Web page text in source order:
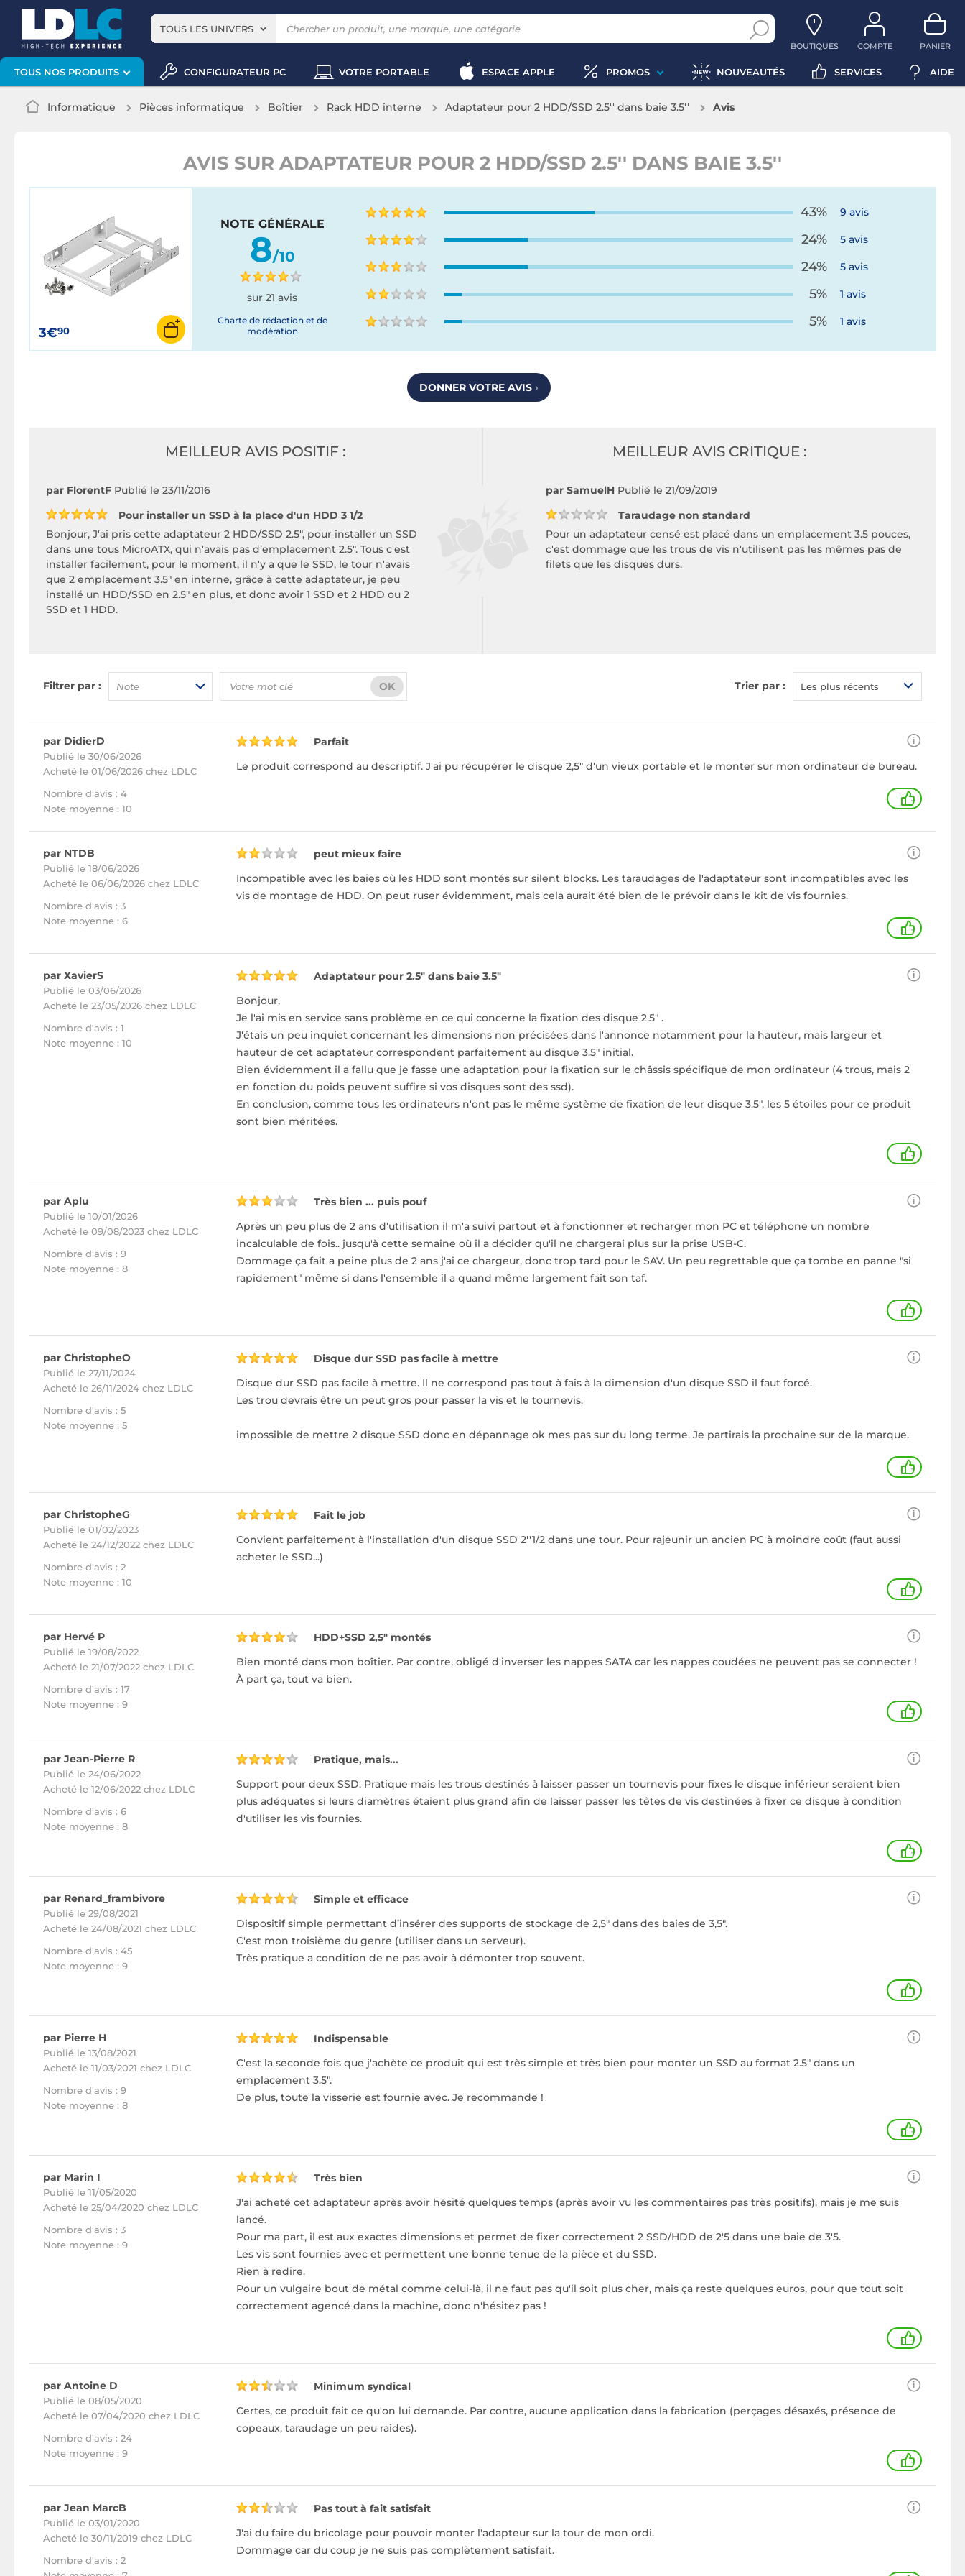
TOUS LES UNIVERS
BOUTIQUES COMPTE PANIER
TOUS NOS PRODUITS CONFIGURATEUR PC VOTRE PORTABLE ESPACE APPLE PROMOS NOUVEAUTÉS SERVICES AIDE
Informatique Pièces informatique Boîtier Rack HDD interne Adaptateur pour 2 HDD/SSD 2.5'' dans baie 3.5'' Avis
AVIS SUR ADAPTATEUR POUR 2 HDD/SSD 2.5'' DANS BAIE 3.5''
3€90
NOTE GÉNÉRALE
8/10
sur 21 avis
Charte de rédaction et de
modération
43% 9 avis
24% 5 avis
24% 5 avis
5% 1 avis
5% 1 avis
DONNER VOTRE AVIS ›
MEILLEUR AVIS POSITIF :
par FlorentF Publié le 23/11/2016
Pour installer un SSD à la place d'un HDD 3 1/2
Bonjour, J'ai pris cette adaptateur 2 HDD/SSD 2.5", pour installer un SSD
dans une tous MicroATX, qui n'avais pas d’emplacement 2.5". Tous c'est
installer facilement, pour le moment, il n'y a que le SSD, le tour n'avais
que 2 emplacement 3.5" en interne, grâce à cette adaptateur, je peu
installé un HDD/SSD en 2.5" en plus, et donc avoir 1 SSD et 2 HDD ou 2
SSD et 1 HDD.
MEILLEUR AVIS CRITIQUE :
par SamuelH Publié le 21/09/2019
Taraudage non standard
Pour un adaptateur censé est placé dans un emplacement 3.5 pouces,
c'est dommage que les trous de vis n'utilisent pas les mêmes pas de
filets que les disques durs.
Filtrer par : Note OK Trier par : Les plus récents
par DidierD
Publié le 30/06/2026
Acheté le 01/06/2026 chez LDLC
Nombre d'avis : 4
Note moyenne : 10
Parfait
Le produit correspond au descriptif. J'ai pu récupérer le disque 2,5" d'un vieux portable et le monter sur mon ordinateur de bureau.
+
par NTDB
Publié le 18/06/2026
Acheté le 06/06/2026 chez LDLC
Nombre d'avis : 3
Note moyenne : 6
peut mieux faire
Incompatible avec les baies où les HDD sont montés sur silent blocks. Les taraudages de l'adaptateur sont incompatibles avec les
vis de montage de HDD. On peut ruser évidemment, mais cela aurait été bien de le prévoir dans le kit de vis fournies.
+
par XavierS
Publié le 03/06/2026
Acheté le 23/05/2026 chez LDLC
Nombre d'avis : 1
Note moyenne : 10
Adaptateur pour 2.5" dans baie 3.5"
Bonjour,
Je l'ai mis en service sans problème en ce qui concerne la fixation des disque 2.5" .
J'étais un peu inquiet concernant les dimensions non précisées dans l'annonce notamment pour la hauteur, mais largeur et
hauteur de cet adaptateur correspondent parfaitement au disque 3.5" initial.
Bien évidemment il a fallu que je fasse une adaptation pour la fixation sur le châssis spécifique de mon ordinateur (4 trous, mais 2
en fonction du poids peuvent suffire si vos disques sont des ssd).
En conclusion, comme tous les ordinateurs n'ont pas le même système de fixation de leur disque 3.5", les 5 étoiles pour ce produit
sont bien méritées.
+
par Aplu
Publié le 10/01/2026
Acheté le 09/08/2023 chez LDLC
Nombre d'avis : 9
Note moyenne : 8
Très bien ... puis pouf
Après un peu plus de 2 ans d'utilisation il m'a suivi partout et à fonctionner et recharger mon PC et téléphone un nombre
incalculable de fois.. jusqu'à cette semaine où il a décider qu'il ne chargerai plus sur la prise USB-C.
Dommage ça fait a peine plus de 2 ans j'ai ce chargeur, donc trop tard pour le SAV. Un peu regrettable que ça tombe en panne "si
rapidement" même si dans l'ensemble il a quand même largement fait son taf.
+
par ChristopheO
Publié le 27/11/2024
Acheté le 26/11/2024 chez LDLC
Nombre d'avis : 5
Note moyenne : 5
Disque dur SSD pas facile à mettre
Disque dur SSD pas facile à mettre. Il ne correspond pas tout à fais à la dimension d'un disque SSD il faut forcé.
Les trou devrais être un peut gros pour passer la vis et le tournevis.
impossible de mettre 2 disque SSD donc en dépannage ok mes pas sur du long terme. Je partirais la prochaine sur de la marque.
+
par ChristopheG
Publié le 01/02/2023
Acheté le 24/12/2022 chez LDLC
Nombre d'avis : 2
Note moyenne : 10
Fait le job
Convient parfaitement à l'installation d'un disque SSD 2''1/2 dans une tour. Pour rajeunir un ancien PC à moindre coût (faut aussi
acheter le SSD...)
+
par Hervé P
Publié le 19/08/2022
Acheté le 21/07/2022 chez LDLC
Nombre d'avis : 17
Note moyenne : 9
HDD+SSD 2,5" montés
Bien monté dans mon boîtier. Par contre, obligé d'inverser les nappes SATA car les nappes coudées ne peuvent pas se connecter !
À part ça, tout va bien.
+
par Jean-Pierre R
Publié le 24/06/2022
Acheté le 12/06/2022 chez LDLC
Nombre d'avis : 6
Note moyenne : 8
Pratique, mais...
Support pour deux SSD. Pratique mais les trous destinés à laisser passer un tournevis pour fixes le disque inférieur seraient bien
plus adéquates si leurs diamètres étaient plus grand afin de laisser passer les têtes de vis destinées à fixer ce disque à condition
d'utiliser les vis fournies.
+
par Renard_frambivore
Publié le 29/08/2021
Acheté le 24/08/2021 chez LDLC
Nombre d'avis : 45
Note moyenne : 9
Simple et efficace
Dispositif simple permettant d’insérer des supports de stockage de 2,5" dans des baies de 3,5".
C'est mon troisième du genre (utiliser dans un serveur).
Très pratique a condition de ne pas avoir à démonter trop souvent.
1
par Pierre H
Publié le 13/08/2021
Acheté le 11/03/2021 chez LDLC
Nombre d'avis : 9
Note moyenne : 8
Indispensable
C'est la seconde fois que j'achète ce produit qui est très simple et très bien pour monter un SSD au format 2.5" dans un
emplacement 3.5".
De plus, toute la visserie est fournie avec. Je recommande !
+
par Marin I
Publié le 11/05/2020
Acheté le 25/04/2020 chez LDLC
Nombre d'avis : 3
Note moyenne : 9
Très bien
J'ai acheté cet adaptateur après avoir hésité quelques temps (après avoir vu les commentaires pas très positifs), mais je me suis
lancé.
Pour ma part, il est aux exactes dimensions et permet de fixer correctement 2 SSD/HDD de 2'5 dans une baie de 3'5.
Les vis sont fournies avec et permettent une bonne tenue de la pièce et du SSD.
Rien à redire.
Pour un vulgaire bout de métal comme celui-là, il ne faut pas qu'il soit plus cher, mais ça reste quelques euros, pour que tout soit
correctement agencé dans la machine, donc n'hésitez pas !
+
par Antoine D
Publié le 08/05/2020
Acheté le 07/04/2020 chez LDLC
Nombre d'avis : 24
Note moyenne : 9
Minimum syndical
Certes, ce produit fait ce qu'on lui demande. Par contre, aucune application dans la fabrication (perçages désaxés, présence de
copeaux, taraudage un peu raides).
+
par Jean MarcB
Publié le 03/01/2020
Acheté le 30/11/2019 chez LDLC
Nombre d'avis : 2
Pas tout à fait satisfait
J'ai du faire du bricolage pour pouvoir monter l'adapteur sur la tour de mon ordi.
Dommage car du coup je ne suis pas complètement satisfait.